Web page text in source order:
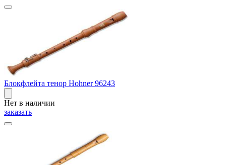
Блокфлейта тенор Hohner 96243
Нет в наличии
заказать